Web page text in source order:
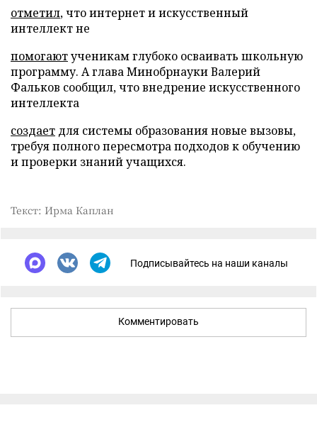
отметил, что интернет и искусственный
интеллект не
помогаютученикам глубоко осваивать школьную
программу. А глава Минобрнауки Валерий
Фальков сообщил, что внедрение искусственного
интеллекта
создает для системы образования новые вызовы,
требуя полного пересмотра подходов к обучению
и проверки знаний учащихся.
Текст: Ирма Каплан
Подписывайтесь на наши каналы
Комментировать